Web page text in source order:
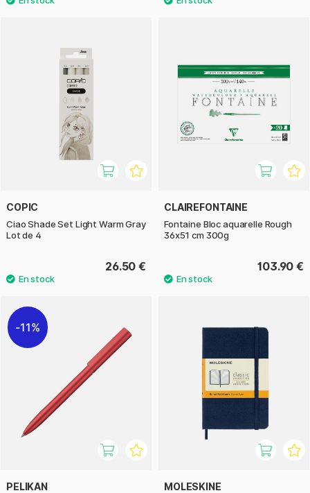
COPIC
Ciao Shade Set Light Warm Gray
Lot de 4
26.50 €
CLAIREFONTAINE
Fontaine Bloc aquarelle Rough
36x51 cm 300g
103.90 €
11%
PELIKAN MOLESKINE